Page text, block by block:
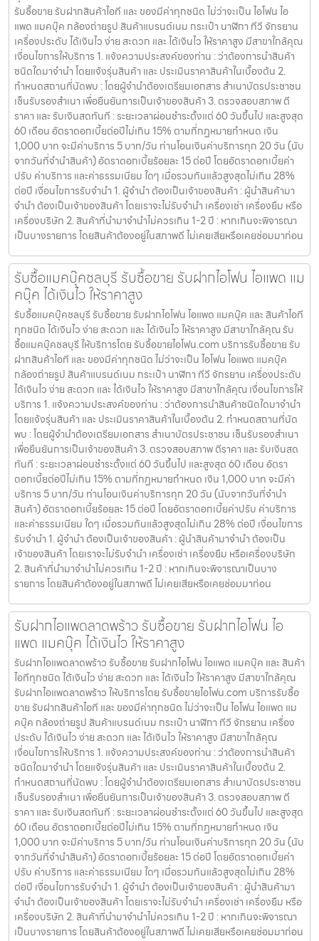
รับซื้อขาย รับฝากสินค้าไอที และ ของมีค่าทุกชนิด ไม่ว่าจะเป็น ไอโฟน ไอ
แพด แมคบุ๊ค กล้องถ่ายรูป สินค้าแบรนด์เนม กระเป๋า นาฬิกา ทีวี จักรยาน
เครื่องประดับ ได้เงินไว ง่าย สะดวก และ ได้เงินไว ให้ราคาสูง มีสาขาใกล้คุณ
เงื่อนไขการให้บริการ 1. แจ้งความประสงค์ของท่าน : ว่าต้องการนำสินค้า
ชนิดใดมาจำนำ โดยแจ้งรุ่นสินค้า และ ประเมินราคาสินค้าในเบื้องต้น 2.
กำหนดสถานที่นัดพบ : โดยผู้จำนำต้องเตรียมเอกสาร สำเนาบัตรประชาชน
เซ็นรับรองสำเนา เพื่อยืนยันการเป็นเจ้าของสินค้า 3. ตรวจสอบสภาพ ตี
ราคา และ รับเงินสดทันที : ระยะเวลาผ่อนชำระตั้งแต่ 60 วันขึ้นไป และสูงสุด
60 เดือน อัตราดอกเบี้ยต่อปีไม่เกิน 15% ตามที่กฏหมายกำหนด เงิน
1,000 บาท จะมีค่าบริการ 5 บาท/วัน ท่านโอนเงินค่าบริการทุก 20 วัน (นับ
จากวันที่จำนำสินค้า) อัตราดอกเบี้ยร้อยละ 15 ต่อปี โดยอัตราดอกเบี้ยค่า
ปรับ ค่าบริการ และค่าธรรมเนียม ใดๆ เมื่อรวมกันแล้วสูงสุดไม่เกิน 28%
ต่อปี เงื่อนไขการรับจำนำ 1. ผู้จำนำ ต้องเป็นเจ้าของสินค้า : ผู้นำสินค้ามา
จำนำ ต้องเป็นเจ้าของสินค้า โดยเราจะไม่รับจำนำ เครื่องเช่า เครื่องยืม หรือ
เครื่องบริษัท 2. สินค้าที่นำมาจำนำไม่ควรเกิน 1-2 ปี : หากเกินจะพิจารณา
เป็นบางรายการ โดยสินค้าต้องอยู่ในสภาพดี ไม่เคยเสียหรือเคยซ่อมมาก่อน
รับซื้อแมคบุ๊คชลบุรี รับซื้อขาย รับฝากไอโฟน ไอแพด แม
คบุ๊ค ได้เงินไว ให้ราคาสูง
รับซื้อแมคบุ๊คชลบุรี รับซื้อขาย รับฝากไอโฟน ไอแพด แมคบุ๊ค และ สินค้าไอที
ทุกชนิด ได้เงินไว ง่าย สะดวก และ ได้เงินไว ให้ราคาสูง มีสาขาใกล้คุณ รับ
ซื้อแมคบุ๊คชลบุรี ให้บริการโดย รับซื้อขายไอโฟน.com บริการรับซื้อขาย รับ
ฝากสินค้าไอที และ ของมีค่าทุกชนิด ไม่ว่าจะเป็น ไอโฟน ไอแพด แมคบุ๊ค
กล้องถ่ายรูป สินค้าแบรนด์เนม กระเป๋า นาฬิกา ทีวี จักรยาน เครื่องประดับ
ได้เงินไว ง่าย สะดวก และ ได้เงินไว ให้ราคาสูง มีสาขาใกล้คุณ เงื่อนไขการให้
บริการ 1. แจ้งความประสงค์ของท่าน : ว่าต้องการนำสินค้าชนิดใดมาจำนำ
โดยแจ้งรุ่นสินค้า และ ประเมินราคาสินค้าในเบื้องต้น 2. กำหนดสถานที่นัด
พบ : โดยผู้จำนำต้องเตรียมเอกสาร สำเนาบัตรประชาชน เซ็นรับรองสำเนา
เพื่อยืนยันการเป็นเจ้าของสินค้า 3. ตรวจสอบสภาพ ตีราคา และ รับเงินสด
ทันที : ระยะเวลาผ่อนชำระตั้งแต่ 60 วันขึ้นไป และสูงสุด 60 เดือน อัตรา
ดอกเบี้ยต่อปีไม่เกิน 15% ตามที่กฏหมายกำหนด เงิน 1,000 บาท จะมีค่า
บริการ 5 บาท/วัน ท่านโอนเงินค่าบริการทุก 20 วัน (นับจากวันที่จำนำ
สินค้า) อัตราดอกเบี้ยร้อยละ 15 ต่อปี โดยอัตราดอกเบี้ยค่าปรับ ค่าบริการ
และค่าธรรมเนียม ใดๆ เมื่อรวมกันแล้วสูงสุดไม่เกิน 28% ต่อปี เงื่อนไขการ
รับจำนำ 1. ผู้จำนำ ต้องเป็นเจ้าของสินค้า : ผู้นำสินค้ามาจำนำ ต้องเป็น
เจ้าของสินค้า โดยเราจะไม่รับจำนำ เครื่องเช่า เครื่องยืม หรือเครื่องบริษัท
2. สินค้าที่นำมาจำนำไม่ควรเกิน 1-2 ปี : หากเกินจะพิจารณาเป็นบาง
รายการ โดยสินค้าต้องอยู่ในสภาพดี ไม่เคยเสียหรือเคยซ่อมมาก่อน
รับฝากไอแพดลาดพร้าว รับซื้อขาย รับฝากไอโฟน ไอ
แพด แมคบุ๊ค ได้เงินไว ให้ราคาสูง
รับฝากไอแพดลาดพร้าว รับซื้อขาย รับฝากไอโฟน ไอแพด แมคบุ๊ค และ สินค้า
ไอทีทุกชนิด ได้เงินไว ง่าย สะดวก และ ได้เงินไว ให้ราคาสูง มีสาขาใกล้คุณ
รับฝากไอแพดลาดพร้าว ให้บริการโดย รับซื้อขายไอโฟน.com บริการรับซื้อ
ขาย รับฝากสินค้าไอที และ ของมีค่าทุกชนิด ไม่ว่าจะเป็น ไอโฟน ไอแพด แม
คบุ๊ค กล้องถ่ายรูป สินค้าแบรนด์เนม กระเป๋า นาฬิกา ทีวี จักรยาน เครื่อง
ประดับ ได้เงินไว ง่าย สะดวก และ ได้เงินไว ให้ราคาสูง มีสาขาใกล้คุณ
เงื่อนไขการให้บริการ 1. แจ้งความประสงค์ของท่าน : ว่าต้องการนำสินค้า
ชนิดใดมาจำนำ โดยแจ้งรุ่นสินค้า และ ประเมินราคาสินค้าในเบื้องต้น 2.
กำหนดสถานที่นัดพบ : โดยผู้จำนำต้องเตรียมเอกสาร สำเนาบัตรประชาชน
เซ็นรับรองสำเนา เพื่อยืนยันการเป็นเจ้าของสินค้า 3. ตรวจสอบสภาพ ตี
ราคา และ รับเงินสดทันที : ระยะเวลาผ่อนชำระตั้งแต่ 60 วันขึ้นไป และสูงสุด
60 เดือน อัตราดอกเบี้ยต่อปีไม่เกิน 15% ตามที่กฏหมายกำหนด เงิน
1,000 บาท จะมีค่าบริการ 5 บาท/วัน ท่านโอนเงินค่าบริการทุก 20 วัน (นับ
จากวันที่จำนำสินค้า) อัตราดอกเบี้ยร้อยละ 15 ต่อปี โดยอัตราดอกเบี้ยค่า
ปรับ ค่าบริการ และค่าธรรมเนียม ใดๆ เมื่อรวมกันแล้วสูงสุดไม่เกิน 28%
ต่อปี เงื่อนไขการรับจำนำ 1. ผู้จำนำ ต้องเป็นเจ้าของสินค้า : ผู้นำสินค้ามา
จำนำ ต้องเป็นเจ้าของสินค้า โดยเราจะไม่รับจำนำ เครื่องเช่า เครื่องยืม หรือ
เครื่องบริษัท 2. สินค้าที่นำมาจำนำไม่ควรเกิน 1-2 ปี : หากเกินจะพิจารณา
เป็นบางรายการ โดยสินค้าต้องอยู่ในสภาพดี ไม่เคยเสียหรือเคยซ่อมมาก่อน